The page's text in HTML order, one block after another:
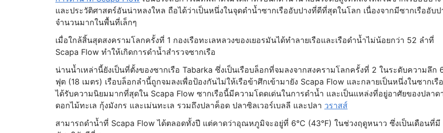
และประวัติศาสตร์อันน่าหลงใหล ถือได้ว่าเป็นหนึ่งในจุดดำน้ำซากเรืออับปางที่ดีที่สุดในโลก เนื่องจากมีซากเรืออับป
จำนวนมากในพื้นที่เล็กๆ
เมื่อใกล้สิ้นสุดสงครามโลกครั้งที่ 1 กองเรือทะเลหลวงของเยอรมันได้ทำลายเรือและเรือดำน้ำไม่น้อยกว่า 52 ลำที่
Scapa Flow ทำให้เกิดการดำน้ำสำรวจซากเรือ
น่านน้ำเหล่านี้ยังเป็นที่ตั้งของซากเรือ Tabarka ซึ่งเป็นเรือบล็อกที่จมลงจากสงครามโลกครั้งที่ 2 ในระดับความลึก
ฟุต (18 เมตร) เรือบล็อกลำนี้ถูกจมลงเพื่อป้องกันไม่ให้เรือข้าศึกเข้ามายัง Scapa Flow และกลายเป็นหนึ่งในซากเรื
ได้รับความนิยมมากที่สุดใน Scapa Flow ซากเรือนี้มีความโดดเด่นในการดำน้ำ และเป็นแหล่งที่อยู่อาศัยของปลาด
ดอกไม้ทะเล กุ้งมังกร และเม่นทะเล รวมถึงปลาค็อด ปลาซิลเวอร์เบลลี และปลา วราสส์
สามารถดำน้ำที่ Scapa Flow ได้ตลอดทั้งปี แต่คาดว่าอุณหภูมิจะอยู่ที่ 6°C (43°F) ในช่วงฤดูหนาว ซึ่งเป็นเดือนที่มี